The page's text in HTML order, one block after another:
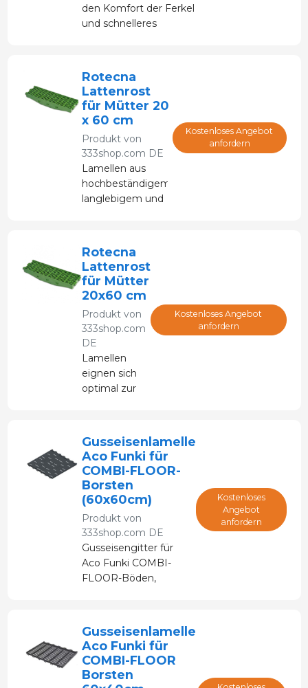
den Komfort der Ferkel
und schnelleres
Rotecna
Lattenrost
für Mütter 20
x 60 cm
Produkt von
333shop.com DE
Lamellen aus
hochbeständigem,
langlebigem und
Kostenloses Angebot
anfordern
Rotecna
Lattenrost
für Mütter
20x60 cm
Produkt von
333shop.com
DE
Lamellen
eignen sich
optimal zur
Kostenloses Angebot
anfordern
Gusseisenlamelle
Aco Funki für
COMBI-FLOOR-
Borsten
(60x60cm)
Produkt von
333shop.com DE
Gusseisengitter für
Aco Funki COMBI-
FLOOR-Böden,
Kostenloses
Angebot
anfordern
Gusseisenlamelle
Aco Funki für
COMBI-FLOOR
Borsten